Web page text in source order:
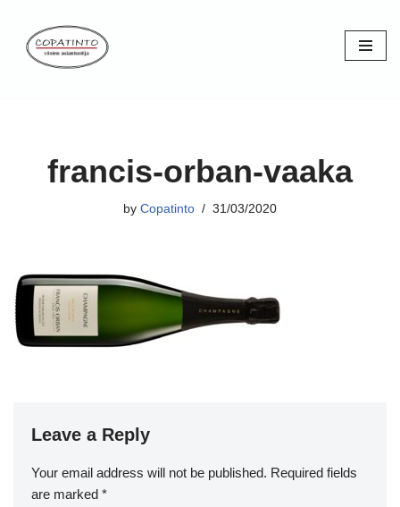
Skip
francis-orban-vaaka
by Copatinto 31/03/2020
Leave a Reply
Your email address will not be published. Required fields
are marked *